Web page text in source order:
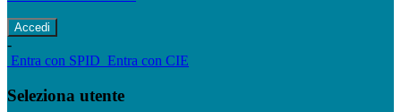
-
Entra con SPID Entra con CIE
Seleziona utente